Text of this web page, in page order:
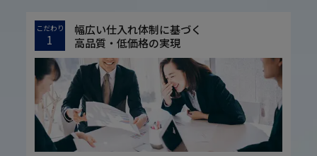
こだわり
1
幅広い仕入れ体制に基づく
高品質・低価格の実現